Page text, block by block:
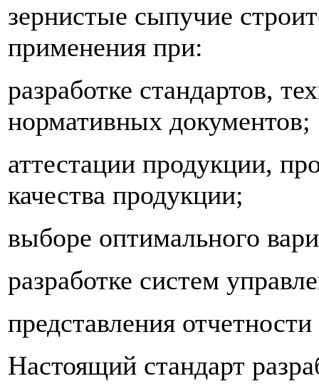
зернистые сыпучие
применения при:
разработке стандартов,
нормативных документов;
аттестации продукции,
качества продукции;
выборе оптимального
разработке систем
представления
Настоящий стандарт